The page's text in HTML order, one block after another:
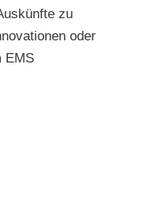
zu
oder
EMS